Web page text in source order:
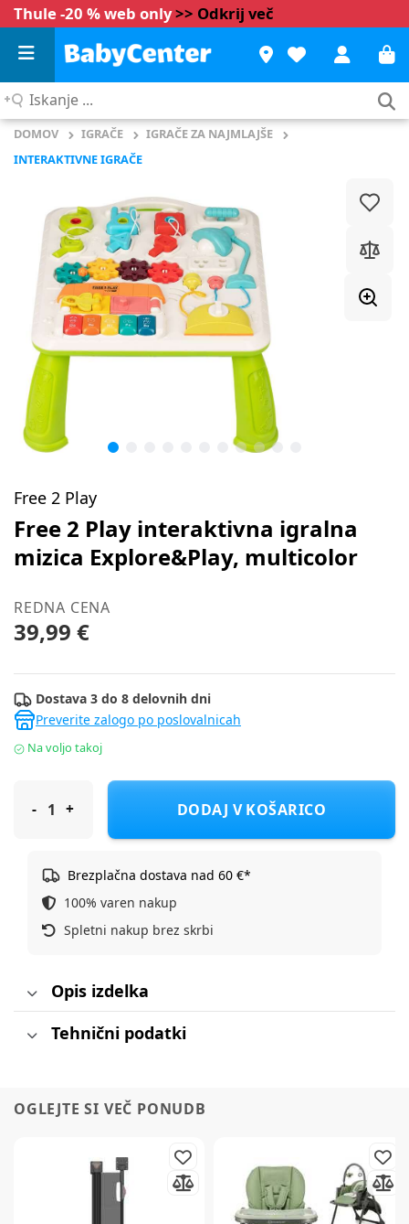
Thule -20 % web only>> Odkrij več
Iskanje
DOMOV IGRAČE
IGRAČE ZA NAJMLAJŠE
INTERAKTIVNE IGRAČE
Free 2 Play
Free 2 Play interaktivna igralna
mizica Explore&Play, multicolor
REDNA CENA
39,99 €
Dostava 3 do 8 delovnih dni
Preverite zalogo po poslovalnicah
Na voljo takoj
Free 2 Play interaktivna igralna mizica Explore&Play, multicolor
DODAJ V KOŠARICO
Brezplačna dostava nad 60 €*
100% varen nakup
Spletni nakup brez skrbi
Opis izdelka
Tehnični podatki
OGLEJTE SI VEČ PONUDB